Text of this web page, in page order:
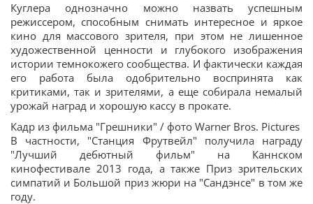
Куглера однозначно можно назвать успешным
режиссером, способным снимать интересное и яркое
кино для массового зрителя, при этом не лишенное
художественной ценности и глубокого изображения
истории темнокожего сообщества. И фактически каждая
его работа была одобрительно воспринята как
критиками, так и зрителями, а еще собирала немалый
урожай наград и хорошую кассу в прокате.
Кадр из фильма "Грешники" / фото Warner Bros. Pictures
В частности, "Станция Фрутвейл" получила награду
"Лучший дебютный фильм" на Каннском
кинофестивале 2013 года, а также Приз зрительских
симпатий и Большой приз жюри на "Сандэнсе" в том же
году.